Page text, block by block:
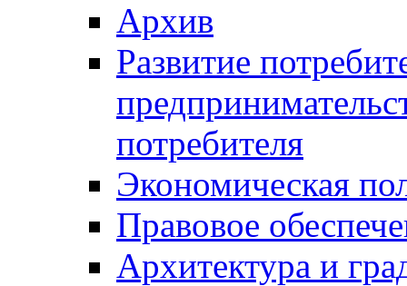
Архив
Развитие
потребителя
Экономическая
Правовое
Архитектура и